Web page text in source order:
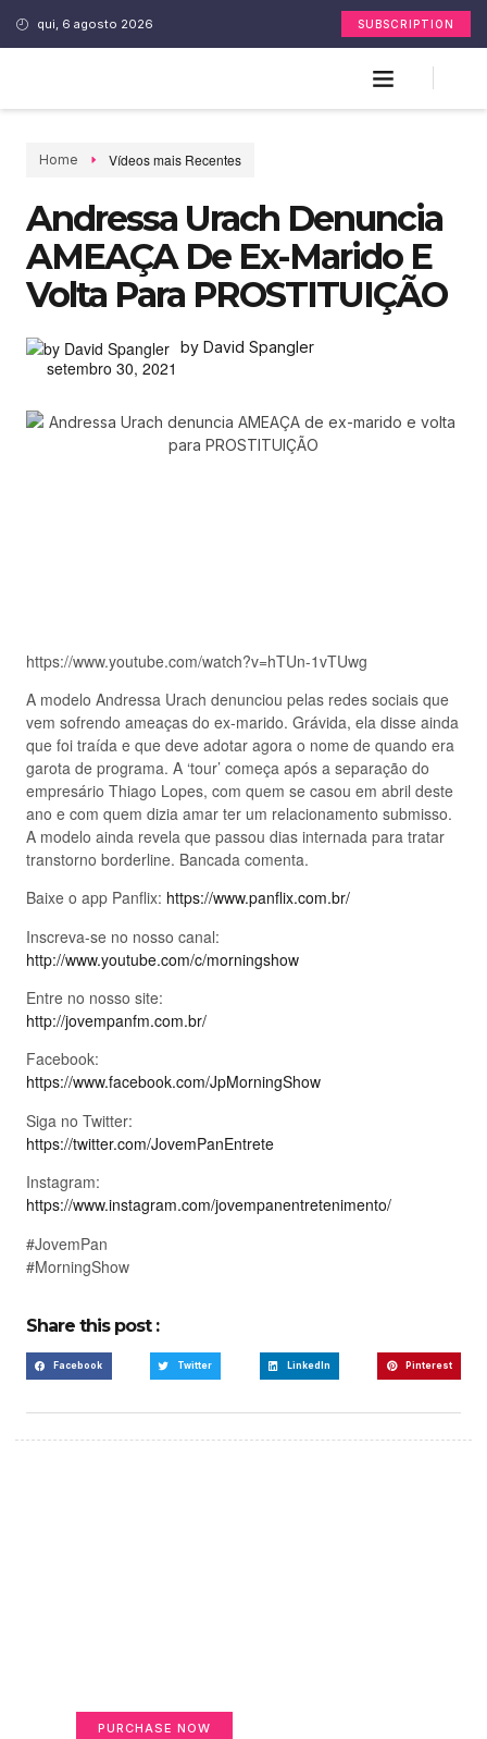
qui, 6 agosto 2026 SUBSCRIPTION
Home Vídeos mais Recentes
Andressa Urach Denuncia
AMEAÇA De Ex-Marido E
Volta Para PROSTITUIÇÃO
by David Spangler
setembro 30, 2021
https://www.youtube.com/watch?v=hTUn-1vTUwg
A modelo Andressa Urach denunciou pelas redes sociais que
vem sofrendo ameaças do ex-marido. Grávida, ela disse ainda
que foi traída e que deve adotar agora o nome de quando era
garota de programa. A ‘tour’ começa após a separação do
empresário Thiago Lopes, com quem se casou em abril deste
ano e com quem dizia amar ter um relacionamento submisso.
A modelo ainda revela que passou dias internada para tratar
transtorno borderline. Bancada comenta.
Baixe o app Panflix: https://www.panflix.com.br/
Inscreva-se no nosso canal:
http://www.youtube.com/c/morningshow
Entre no nosso site:
http://jovempanfm.com.br/
Facebook:
https://www.facebook.com/JpMorningShow
Siga no Twitter:
https://twitter.com/JovemPanEntrete
Instagram:
https://www.instagram.com/jovempanentretenimento/
#JovemPan
#MorningShow
Share this post :
Facebook Twitter LinkedIn Pinterest
PURCHASE NOW